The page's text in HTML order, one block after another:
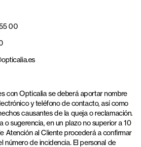
00
con Opticalia se deberá aportar nombre
y teléfono de contacto, así como
causantes de la queja o reclamación.
o sugerencia, en un plazo no superior a 10
Atención al Cliente procederá a confirmar
número de incidencia. El personal de